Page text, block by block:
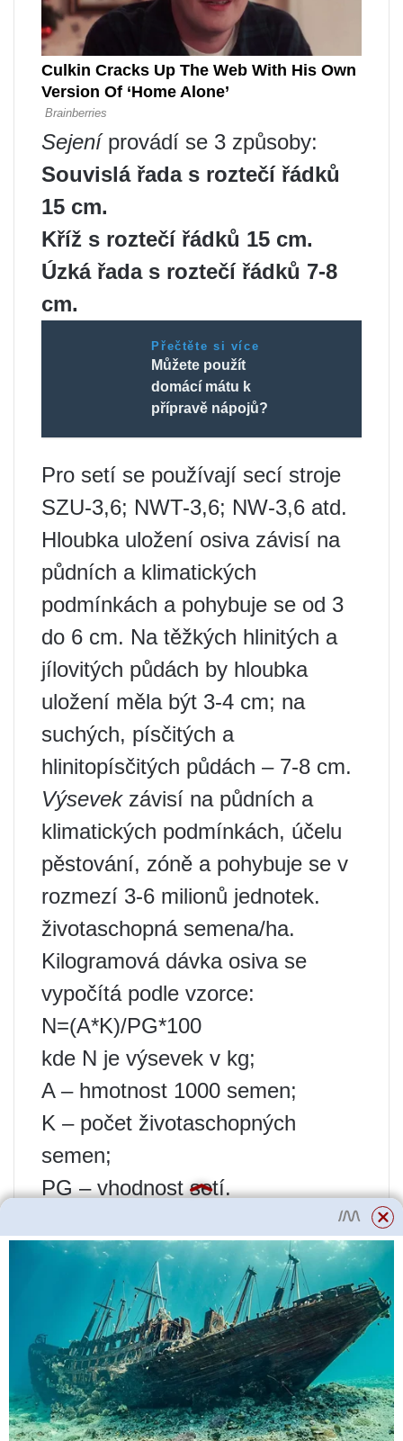
Sejeníprovádí se 3 způsoby:
Souvislá řada s roztečí řádků
15 cm.
Kříž s roztečí řádků 15 cm.
Úzká řada s roztečí řádků 7-8
cm.
Přečtěte si více
Můžete použít
domácí mátu k
přípravě nápojů?
Pro setí se používají secí stroje
SZU-3,6; NWT-3,6; NW-3,6 atd.
Hloubka uložení osiva závisí na
půdních a klimatických
podmínkách a pohybuje se od 3
do 6 cm. Na těžkých hlinitých a
jílovitých půdách by hloubka
uložení měla být 3-4 cm; na
suchých, písčitých a
hlinitopísčitých půdách – 7-8 cm.
Výsevekzávisí na půdních a
klimatických podmínkách, účelu
pěstování, zóně a pohybuje se v
rozmezí 3-6 milionů jednotek.
životaschopná semena/ha.
Kilogramová dávka osiva se
vypočítá podle vzorce:
N=(A*K)/PG*100
kde N je výsevek v kg;
A – hmotnost 1000 semen;
K – počet životaschopných
semen;
PG – vhodnost setí.
optimální výsevek 4-4,5 milionů.
životaschopná semena/ha nebo
160-180 kg/ha.